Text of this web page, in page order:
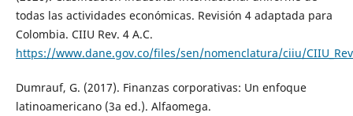
todas las actividades económicas. Revisión 4 adaptada para
Colombia. CIIU Rev. 4 A.C.
https://www.dane.gov.co/files/sen/nomenclatura/ciiu/
Dumrauf, G. (2017). Finanzas corporativas: Un enfoque
latinoamericano (3a ed.). Alfaomega.